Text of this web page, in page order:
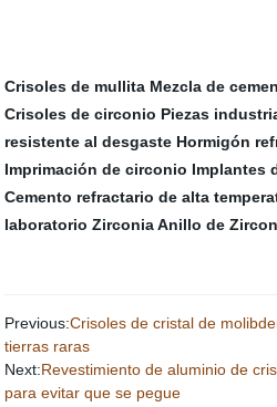
Crisoles de mullita Mezcla de
Crisoles de circonio Piezas
resistente al desgaste Hormigón
Imprimación de circonio Implantes
Cemento refractario de alta
laboratorio Zirconia Anillo de
Previous:Crisoles de cristal de
tierras raras
Next:Revestimiento de aluminio de
para evitar que se pegue